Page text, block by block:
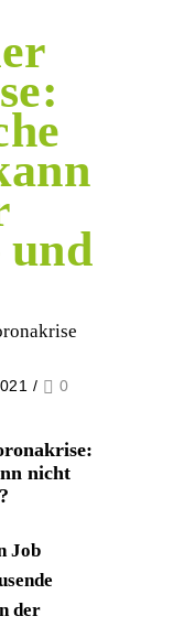
und
/
0
nicht
Job
der